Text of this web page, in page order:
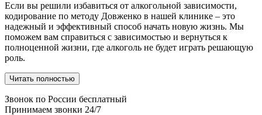
Если вы решили избавиться от алкогольной зависимости,
кодирование по методу Довженко в нашей клинике – это
надежный и эффективный способ начать новую жизнь. Мы
поможем вам справиться с зависимостью и вернуться к
полноценной жизни, где алкоголь не будет играть решающую
роль.
Читать полностью
Звонок по России бесплатный
Принимаем звонки 24/7